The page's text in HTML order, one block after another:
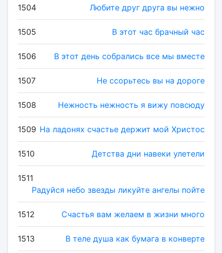
1504 Любите друг друга вы нежно
1505 В этот час брачный час
1506 В этот день собрались все мы вместе
1507 Не ссорьтесь вы на дороге
1508 Нежность нежность я вижу повсюду
1509 На ладонях счастье держит мой Христос
1510 Детства дни навеки улетели
1511
Радуйся небо звезды ликуйте ангелы пойте
1512 Счастья вам желаем в жизни много
1513 В теле душа как бумага в конверте